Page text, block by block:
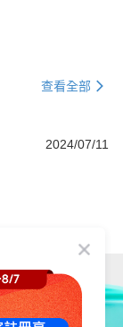
查看全部
2024/07/11